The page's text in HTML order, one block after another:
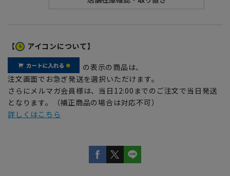
【 アイコンについて】
の表示の商品は、
注文画面でお急ぎ発送を選択いただけます。
さらにメルマガ会員様は、当日12:00までのご注文で当日発送
となります。（補正商品の場合は対応不可）
詳しくはこちら